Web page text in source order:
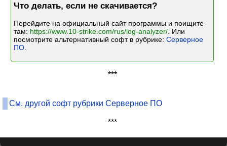
Что делать, если не скачивается?
Перейдите на официальный сайт программы и поищите
там: https://www.10-strike.com/rus/log-analyzer/. Или
посмотрите альтернативный софт в рубрике: Серверное
ПО.
***
См. другой софт рубрики Серверное ПО
***